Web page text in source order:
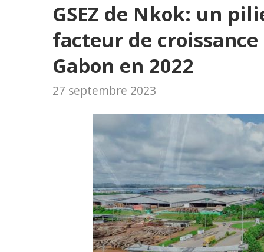
GSEZ de Nkok: un
facteur de
Gabon en 2022
27 septembre 2023